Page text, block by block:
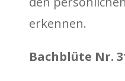
erkennen.
Bachblüte Nr.